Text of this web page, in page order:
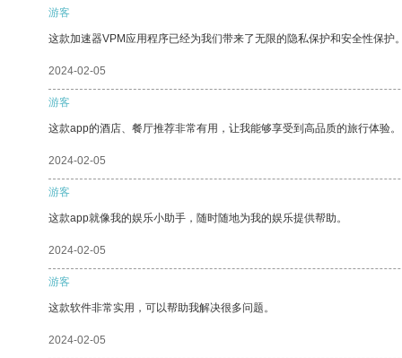
游客
这款加速器VPM应用程序已经为我们带来了无限的隐私保护和安全性保护
2024-02-05
游客
这款app的酒店、餐厅推荐非常有用，让我能够享受到高品质的旅行体验。
2024-02-05
游客
这款app就像我的娱乐小助手，随时随地为我的娱乐提供帮助。
2024-02-05
游客
这款软件非常实用，可以帮助我解决很多问题。
2024-02-05